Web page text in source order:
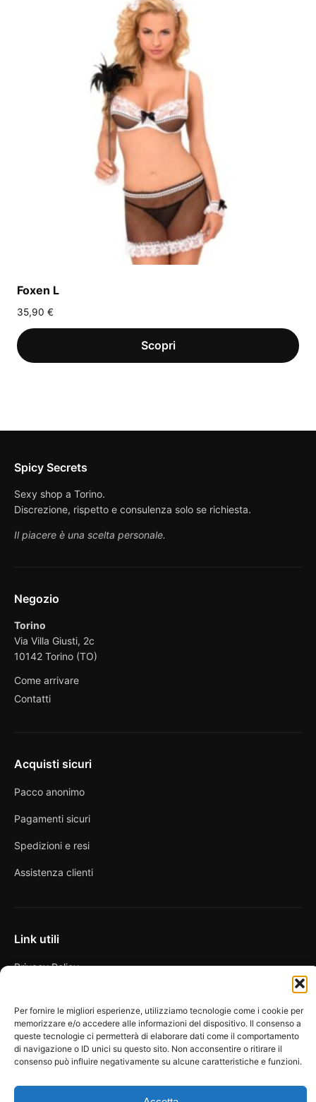
Per fornire le migliori esperienze, utilizziamo tecnologie come i cookie per
memorizzare e/o accedere alle informazioni del dispositivo. Il consenso a
queste tecnologie ci permetterà di elaborare dati come il comportamento
di navigazione o ID unici su questo sito. Non acconsentire o ritirare il
consenso può influire negativamente su alcune caratteristiche e funzioni.
Foxen L
35,90 €
Spicy Secrets
Sexy shop a Torino.
Discrezione, rispetto e consulenza solo se richiesta.
Il piacere è una scelta personale.
Negozio
Torino
Via Villa Giusti, 2c
10142 Torino (TO)
Come arrivare
Contatti
Acquisti sicuri
Pacco anonimo
Pagamenti sicuri
Spedizioni e resi
Assistenza clienti
Link utili
Privacy Policy
Cookie Policy
FAQ